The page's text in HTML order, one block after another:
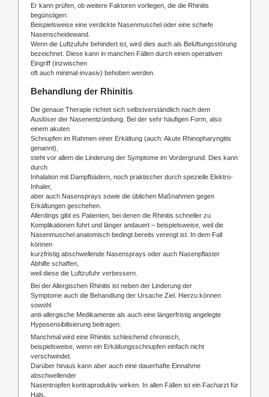
Er kann prüfen, ob weitere Faktoren vorliegen, die die Rhinitis
begünstigen:
Beispielsweise eine verdickte Nasenmuschel oder eine schiefe
Nasenscheidewand.
Wenn die Luftzufuhr behindert ist, wird dies auch als Belüftungsstörung
bezeichnet. Diese kann in manchen Fällen durch einen operativen
Eingriff (inzwischen
oft auch minimal-invasiv) behoben werden.
Behandlung der Rhinitis
Die genaue Therapie richtet sich selbstverständlich nach dem
Auslöser der Nasenentzündung. Bei der sehr häufigen Form, also
einem akuten
Schnupfen im Rahmen einer Erkältung (auch: Akute Rhinopharyngitis
genannt),
steht vor allem die Linderung der Symptome im Vordergrund. Dies kann
durch
Inhalation mit Dampfbädern, noch praktischer durch spezielle Elektro-
Inhaler,
aber auch Nasensprays sowie die üblichen Maßnahmen gegen
Erkältungen geschehen.
Allerdings gibt es Patienten, bei denen die Rhinitis schneller zu
Komplikationen führt und länger andauert – beispielsweise, weil die
Nasenmuschel anatomisch bedingt bereits verengt ist. In dem Fall
können
kurzfristig abschwellende Nasensprays oder auch Nasenpflaster
Abhilfe schaffen,
weil diese die Luftzufuhr verbessern.
Bei der Allergischen Rhinitis ist neben der Linderung der
Symptome auch die Behandlung der Ursache Ziel. Hierzu können
sowohl
anti-allergische Medikamente als auch eine längerfristig angelegte
Hyposensibilisierung beitragen.
Manchmal wird eine Rhinitis schleichend chronisch,
beispielsweise, wenn ein Erkältungsschnupfen einfach nicht
verschwindet.
Darüber hinaus kann aber auch eine dauerhafte Einnahme
abschwellender
Nasentropfen kontraproduktiv wirken. In allen Fällen ist ein Facharzt für
Hals,